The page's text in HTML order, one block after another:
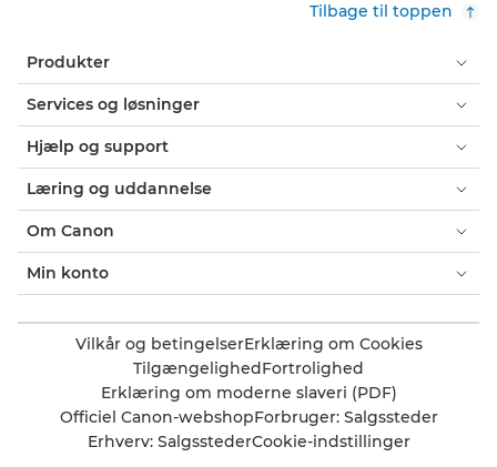
Tilbage til toppen
Produkter
Services og løsninger
Hjælp og support
Læring og uddannelse
Om Canon
Min konto
Vilkår og betingelserErklæring om Cookies
TilgængelighedFortrolighed
Erklæring om moderne slaveri (PDF)
Officiel Canon-webshopForbruger: Salgssteder
Erhverv: SalgsstederCookie-indstillinger